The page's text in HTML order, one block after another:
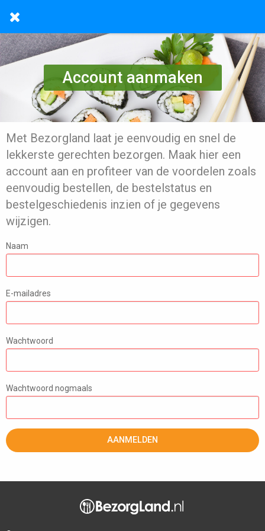
Account aanmaken
Met Bezorgland laat je eenvoudig en snel de
lekkerste gerechten bezorgen. Maak hier een
account aan en profiteer van de voordelen zoals
eenvoudig bestellen, de bestelstatus en
bestelgeschiedenis inzien of je gegevens
wijzigen.
Naam
E-mailadres
Wachtwoord
Wachtwoord nogmaals
AANMELDEN